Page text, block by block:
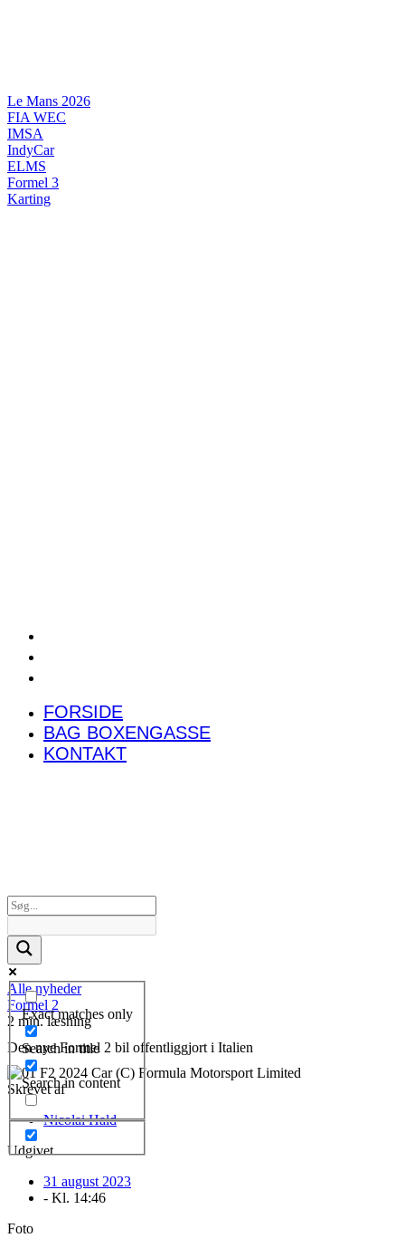
Le Mans 2026
FIA WEC
IMSA
IndyCar
ELMS
Formel 3
Karting
FORSIDE
BAG BOXENGASSE
KONTAKT
Exact matches only
Search in title
Search in content
Alle nyheder
Formel 2
2 min. læsning
Den nye Formel 2 bil offentliggjort i Italien
Skrevet af
Nicolai Hald
Udgivet
31 august 2023
- Kl. 14:46
Foto